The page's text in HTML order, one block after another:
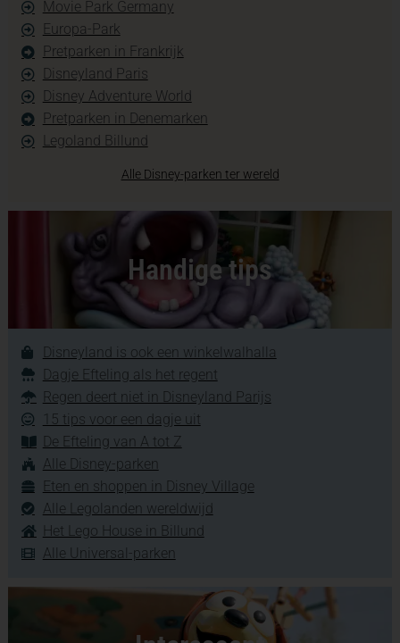
Movie Park Germany
Europa-Park
Pretparken in Frankrijk
Disneyland Paris
Disney Adventure World
Pretparken in Denemarken
Legoland Billund
Alle Disney-parken ter wereld
Handige tips
Disneyland is ook een winkelwalhalla
Dagje Efteling als het regent
Regen deert niet in Disneyland Parijs
15 tips voor een dagje uit
De Efteling van A tot Z
Alle Disney-parken
Eten en shoppen in Disney Village
Alle Legolanden wereldwijd
Het Lego House in Billund
Alle Universal-parken